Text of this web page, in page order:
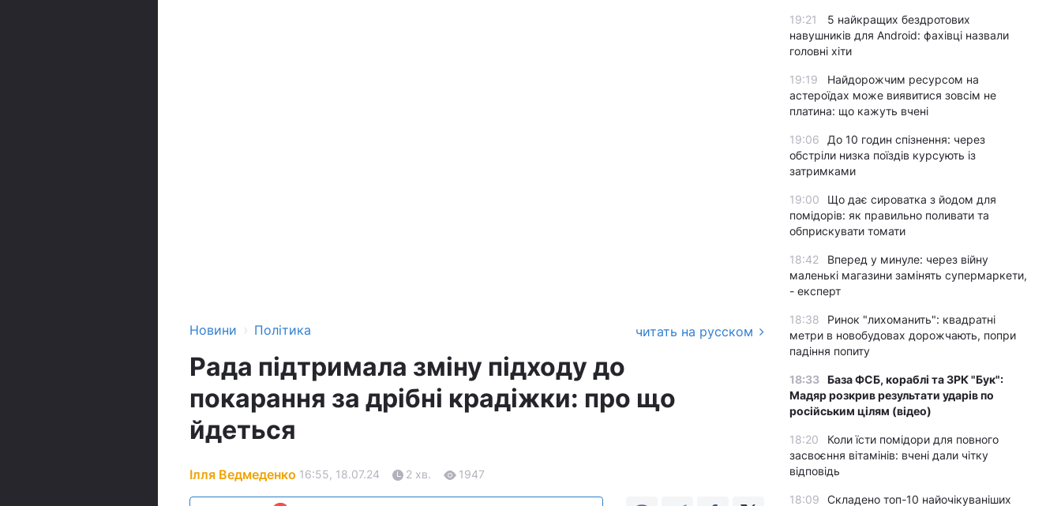
Новини › Політика читать на русском
Рада підтримала зміну підходу до
покарання за дрібні крадіжки: про що
йдеться
Ілля Ведмеденко 16:55, 18.07.24 2 хв. 1947
19:21
5 найкращих бездротових
навушників для Android: фахівці назвали
головні хіти
19:19
Найдорожчим ресурсом на
астероїдах може виявитися зовсім не
платина: що кажуть вчені
19:06
До 10 годин спізнення: через
обстріли низка поїздів курсують із
затримками
19:00
Що дає сироватка з йодом для
помідорів: як правильно поливати та
обприскувати томати
18:42
Вперед у минуле: через війну
маленькі магазини замінять супермаркети,
- експерт
18:38
Ринок "лихоманить": квадратні
метри в новобудовах дорожчають, попри
падіння попиту
18:33 База ФСБ, кораблі та ЗРК "Бук":
Мадяр розкрив результати ударів по
російським цілям (відео)
18:20
Коли їсти помідори для повного
засвоєння вітамінів: вчені дали чітку
відповідь
18:09 Складено топ-10 найочікуваніших